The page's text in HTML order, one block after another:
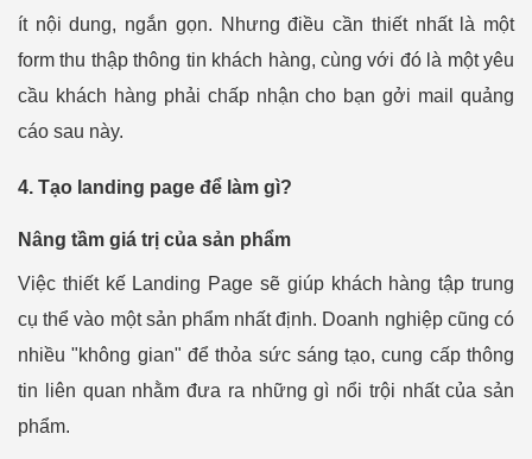
ít nội dung, ngắn gọn. Nhưng điều cần thiết nhất là một
form thu thập thông tin khách hàng, cùng với đó là một yêu
cầu khách hàng phải chấp nhận cho bạn gởi mail quảng
cáo sau này.
4. Tạo landing page để làm gì?
Nâng tầm giá trị của sản phẩm
Việc thiết kế Landing Page sẽ giúp khách hàng tập trung
cụ thể vào một sản phẩm nhất định. Doanh nghiệp cũng có
nhiều "không gian" để thỏa sức sáng tạo, cung cấp thông
tin liên quan nhằm đưa ra những gì nổi trội nhất của sản
phẩm.